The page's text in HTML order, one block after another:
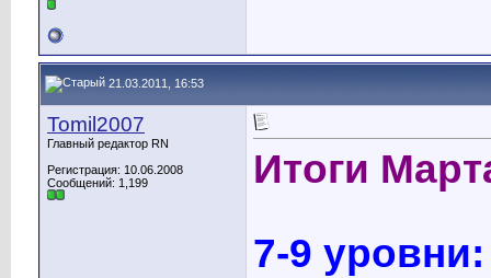
21.03.2011, 16:53
Tomil2007
Главный редактор RN
Регистрация: 10.06.2008
Сообщений: 1,199
Итоги
7-9 уровни: